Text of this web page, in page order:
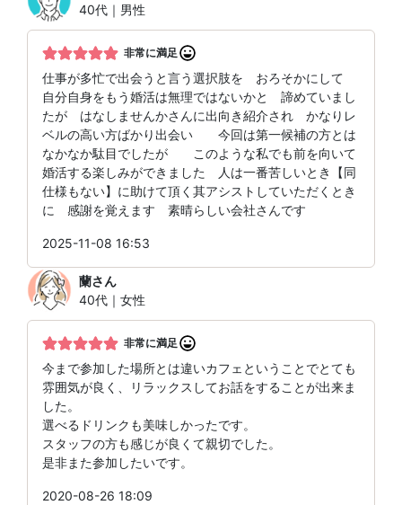
40代｜男性
非常に満足
仕事が多忙で出会うと言う選択肢を おろそかにして
自分自身をもう婚活は無理ではないかと 諦めていまし
たが はなしませんかさんに出向き紹介され かなりレ
ベルの高い方ばかり出会い 今回は第一候補の方とは
なかなか駄目でしたが このような私でも前を向いて
婚活する楽しみができました 人は一番苦しいとき【同
仕様もない】に助けて頂く其アシストしていただくとき
に 感謝を覚えます 素晴らしい会社さんです
2025-11-08 16:53
蘭さん
40代｜女性
非常に満足
今まで参加した場所とは違いカフェということでとても
雰囲気が良く、リラックスしてお話をすることが出来ま
した。
選べるドリンクも美味しかったです。
スタッフの方も感じが良くて親切でした。
是非また参加したいです。
2020-08-26 18:09